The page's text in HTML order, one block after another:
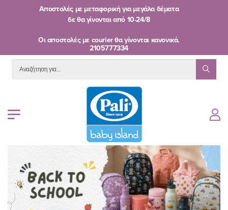
Αποστολές με μεταφορική για μεγάλα δέματα
δε θα γίνονται από 10-24/8
Oι αποστολές με courier θα γίνονται κανονικά.
2105777334